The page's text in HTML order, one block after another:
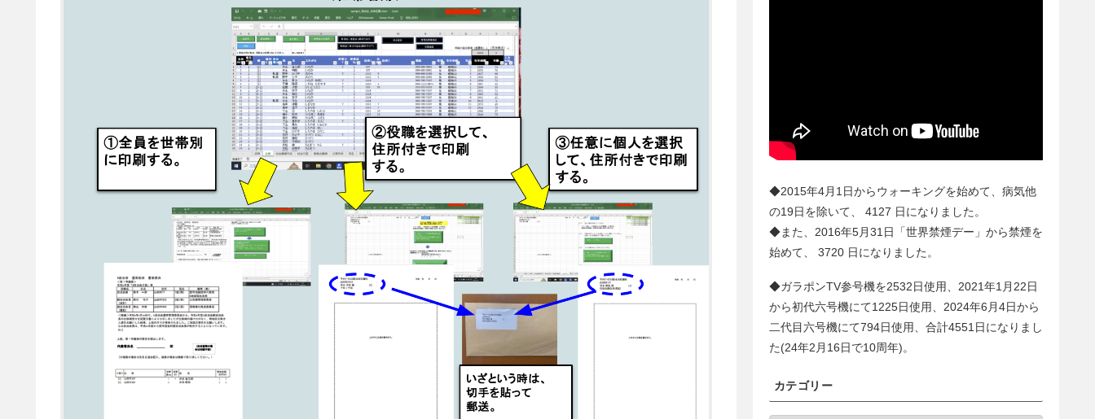
◆2015年4月1日からウォーキングを始めて、病気他
の19日を除いて、 4127 日になりました。
◆また、2016年5月31日「世界禁煙デー」から禁煙を
始めて、 3720 日になりました。
◆ガラポンTV参号機を2532日使用、2021年1月22日
から初代六号機にて1225日使用、2024年6月4日から
二代目六号機にて794日使用、合計4551 日になりまし
た(24年2月16日で10周年)。
カテゴリー